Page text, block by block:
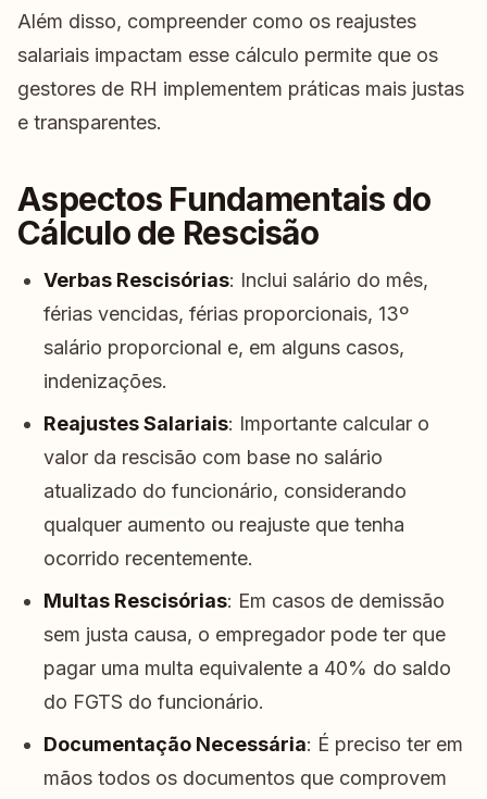
Além disso, compreender como os reajustes
salariais impactam esse cálculo permite que os
gestores de RH implementem práticas mais justas
e transparentes.
Aspectos Fundamentais do
Cálculo de Rescisão
Verbas Rescisórias: Inclui salário do mês,
férias vencidas, férias proporcionais, 13º
salário proporcional e, em alguns casos,
indenizações.
Reajustes Salariais: Importante calcular o
valor da rescisão com base no salário
atualizado do funcionário, considerando
qualquer aumento ou reajuste que tenha
ocorrido recentemente.
Multas Rescisórias: Em casos de demissão
sem justa causa, o empregador pode ter que
pagar uma multa equivalente a 40% do saldo
do FGTS do funcionário.
Documentação Necessária: É preciso ter em
mãos todos os documentos que comprovem